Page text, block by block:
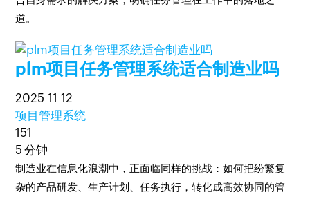
道。
plm项目任务管理系统适合制造业吗
2025-11-12
项目管理系统
151
5 分钟
制造业在信息化浪潮中，正面临同样的挑战：如何把纷繁复
杂的产品研发、生产计划、任务执行，转化成高效协同的管